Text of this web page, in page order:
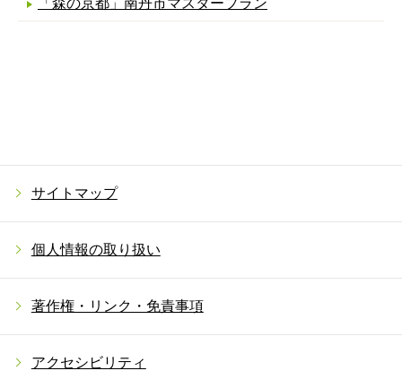
「森の京都」南丹市マスタープラン
サイトマップ
個人情報の取り扱い
著作権・リンク・免責事項
アクセシビリティ